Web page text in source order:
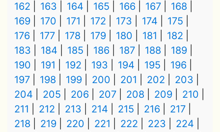
162
163 164 165 166 167
168
169
170 171 172 173 174
175
176
177 178 179 180 181
182
183
184 185 186 187 188
189
190
191 192 193 194 195
196
197
198 199 200 201 202
203
204
205 206 207 208 209
210
211
212 213 214 215 216
217
218
219 220 221 222 223
224